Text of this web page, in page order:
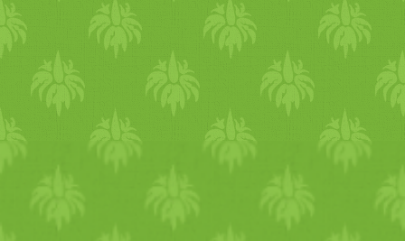
szórhatunk bele,
különlegesebb ízhatás
kedvéért. Amíg a rizs a
fentiek szerint megfő, van
és lehetőség arra, hogy a